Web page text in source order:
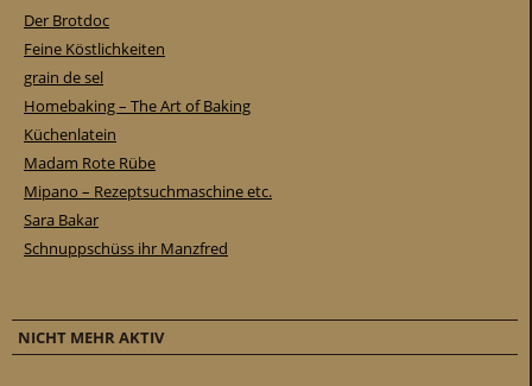
Der Brotdoc
Feine Köstlichkeiten
grain de sel
Homebaking – The Art of Baking
Küchenlatein
Madam Rote Rübe
Mipano – Rezeptsuchmaschine etc.
Sara Bakar
Schnuppschüss ihr Manzfred
NICHT MEHR AKTIV